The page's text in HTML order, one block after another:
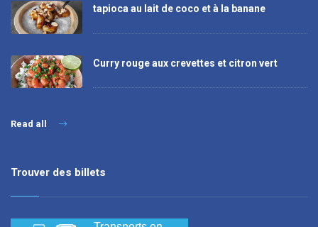
tapioca au lait de coco et à la banane
Curry rouge aux crevettes et citron vert
Read all
Trouver des billets